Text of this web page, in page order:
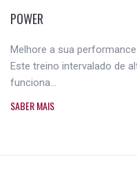
POWER
Melhore a sua
Este treino intervalado de
funciona...
SABER MAIS